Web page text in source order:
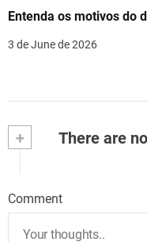
Entenda os motivos do
3 de June de 2026
+ There are
Comment